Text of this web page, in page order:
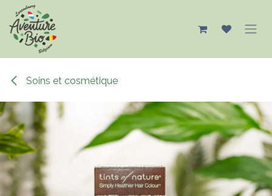
Se rendre au contenu
Soins et cosmétique